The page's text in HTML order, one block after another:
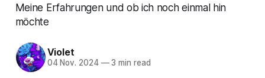
Meine Erfahrungen und ob ich noch einmal hin
möchte
Violet
04 Nov. 2024 —3 min read